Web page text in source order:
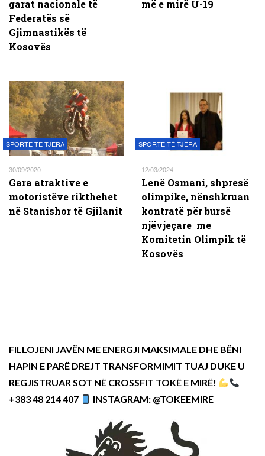
garat nacionale të
Federatës së
Gjimnastikës të
Kosovës
më e mirë U-19
SPORTE TË TJERA
30/09/2020
Gara atraktive e
motoristëve rikthehet
në Stanishor të Gjilanit
SPORTE TË TJERA
12/03/2024
Lenë Osmani, shpresë
olimpike, nënshkruan
kontratë për bursë
njëvjeçare me
Komitetin Olimpik të
Kosovës
FILLOJENI JAVËN ME ENERGJI MAKSIMALE DHE BËNI
HAPIN E PARË DREJT TRANSFORMIMIT TUAJ DUKE U
REGJISTRUAR SOT NË CROSSFIT TOKË E MIRË!
+383 48 214 407
INSTAGRAM: @TOKEEMIRE